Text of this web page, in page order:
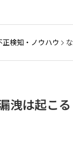
正検知・ノウハウ
洩は起こ